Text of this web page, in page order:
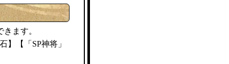
ます。
】【「SP神将」